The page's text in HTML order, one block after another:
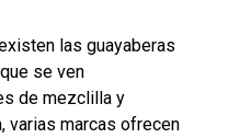
las guayaberas
se ven
de mezclilla y
varias marcas ofrecen